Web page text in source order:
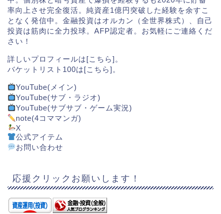
率向上させ完全復活。純資産1億円突破した経験を余すこ
となく発信中。金融投資はオルカン（全世界株式）、自己
投資は筋肉に全力投球。AFP認定者。お気軽にご連絡くだ
さい！
詳しいプロフィールは[こちら]。
バケットリスト100は[こちら]。
YouTube(メイン)
YouTube(サブ・ラジオ)
YouTube(サブサブ・ゲーム実況)
note(4コママンガ)
X
公式アイテム
お問い合わせ
応援クリックお願いします！